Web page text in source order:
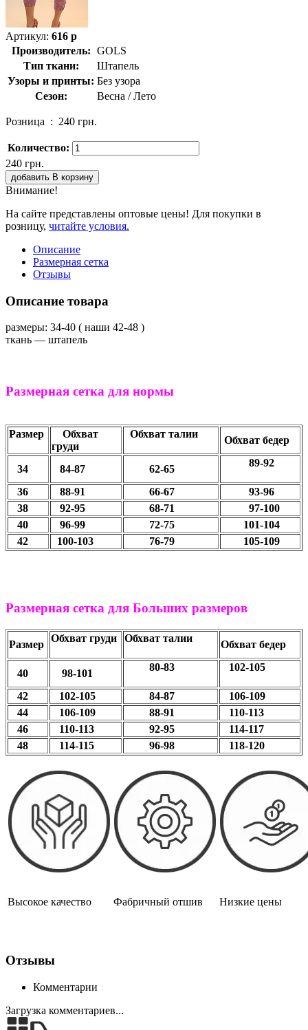
Артикул: 616 р
Производитель: GOLS
Тип ткани:
Штапель
Узоры и принты: Без узора
Сезон:
Весна / Лето
Розница : 240 грн.
Количество:
240 грн.
добавить В корзину
Внимание!
На сайте представлены оптовые цены! Для покупки в
розницу, читайте условия.
Описание
Размерная сетка
Отзывы
Описание товара
размеры: 34-40 ( наши 42-48 )
ткань ― штапель
Размерная сетка для нормы
Размер
Обхват
груди
Обхват талии
Обхват бедер
34 84-87 62-65
89-92
36 88-91 66-67
93-96
38
92-95 68-71
97-100
40
96-99 72-75
101-104
42
100-103 76-79 105-109
Размерная сетка для Больших размеров
Размер
Обхват груди Обхват талии
Обхват бедер
40 98-101
80-83 102-105
42 102-105 84-87
106-109
44
106-109 88-91
110-113
46
110-113 92-95
114-117
48
114-115 96-98 118-120
Высокое качество Фабричный отшив Низкие цены
Отзывы
Комментарии
Загрузка комментариев...